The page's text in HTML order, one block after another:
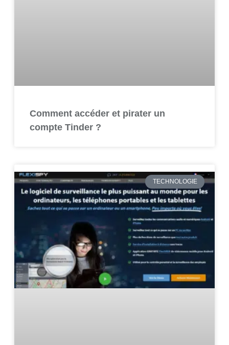
Comment accéder et pirater un
compte Tinder ?
TECHNOLOGIE